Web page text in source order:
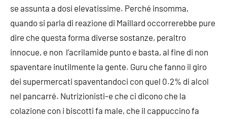
se assunta a dosi elevatissime. Perché insomma,
quando si parla di reazione di Maillard occorrerebbe pure
dire che questa forma diverse sostanze, peraltro
innocue, e non l’acrilamide punto e basta, al fine di non
spaventare inutilmente la gente. Guru che fanno il giro
dei supermercati spaventandoci con quel 0.2% di alcol
nel pancarré. Nutrizionisti-e che ci dicono che la
colazione con i biscotti fa male, che il cappuccino fa